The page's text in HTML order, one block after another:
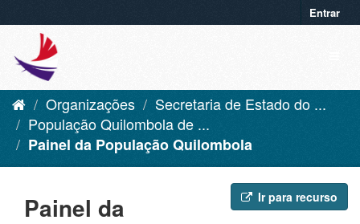
Entrar
Organizações
Secretaria de Estado do ...
População Quilombola de ...
Painel da População Quilombola
Ir para recurso
Painel da